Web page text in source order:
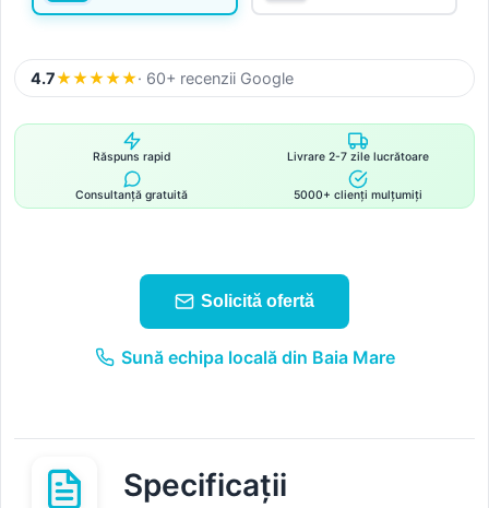
4.7★★★★★· 60+ recenzii Google
Răspuns rapid Livrare 2-7 zile lucrătoare
Consultanță gratuită 5000+ clienți mulțumiți
Solicită ofertă
Sună echipa locală din Baia Mare
Specificații